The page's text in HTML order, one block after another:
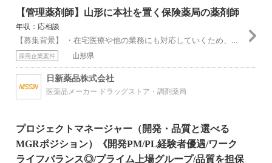
【管理薬剤師】山形に本社を置く保険薬局の薬剤師
年収：応相談
【募集背景】 ・在宅医療や他の業務にも対応していくため、薬剤師を増員中 【業務詳細】 ・調剤業務、服薬指導、薬歴管理、管理薬剤師業務、在宅業務、その他関連業...
採用企業案件 山形県
日新薬品株式会社
医薬品メーカー ドラッグストア・調剤薬局
プロジェクトマネージャー（開発・品質と選べる
MGRポジション）《開発PM/PL経験者優遇/ワーク
ライフバランス◎/プライム上場グループ/品質を担保